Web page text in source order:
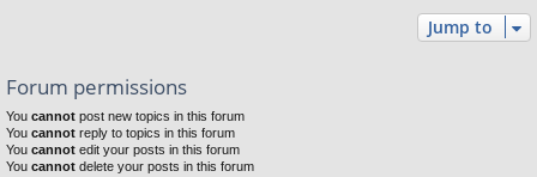
Jump to
Forum permissions
You cannot post new topics in this forum
You cannot reply to topics in this forum
You cannot edit your posts in this forum
You cannot delete your posts in this forum